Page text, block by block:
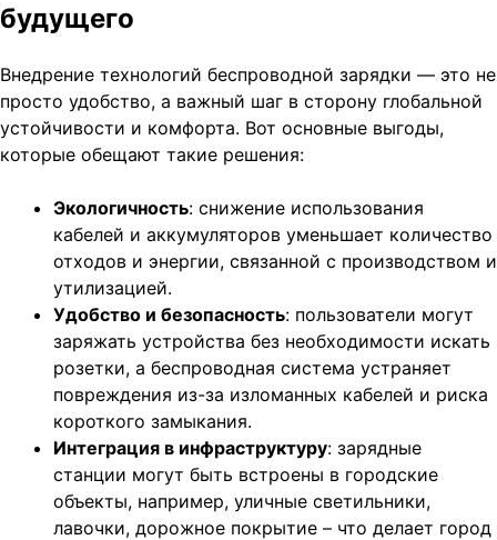
будущего
Внедрение технологий беспроводной зарядки — это не
просто удобство, а важный шаг в сторону глобальной
устойчивости и комфорта. Вот основные выгоды,
которые обещают такие решения:
Экологичность: снижение использования
кабелей и аккумуляторов уменьшает количество
отходов и энергии, связанной с производством и
утилизацией.
Удобство и безопасность: пользователи могут
заряжать устройства без необходимости искать
розетки, а беспроводная система устраняет
повреждения из-за изломанных кабелей и риска
короткого замыкания.
Интеграция в инфраструктуру: зарядные
станции могут быть встроены в городские
объекты, например, уличные светильники,
лавочки, дорожное покрытие – что делает город